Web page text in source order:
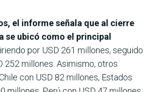
el informe señala que al cierre
se ubicó como el principal
por USD 261 millones, seguido
252 millones. Asimismo, otros
con USD 82 millones, Estados